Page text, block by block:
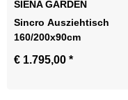
SIENA GARDEN
Sincro Ausziehtisch
160/200x90cm
€ 1.795,00 *